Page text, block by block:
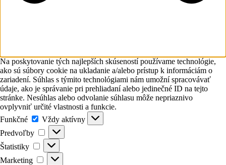
Na poskytovanie tých najlepších skúseností používame technológie,
ako sú súbory cookie na ukladanie a/alebo prístup k informáciám o
zariadení. Súhlas s týmito technológiami nám umožní spracovávať
údaje, ako je správanie pri prehliadaní alebo jedinečné ID na tejto
stránke. Nesúhlas alebo odvolanie súhlasu môže nepriaznivo
ovplyvniť určité vlastnosti a funkcie.
Funkčné
Funkčné
Vždy aktívny
Predvoľby
Predvoľby
Štatistiky Štatistiky
Marketing Marketing